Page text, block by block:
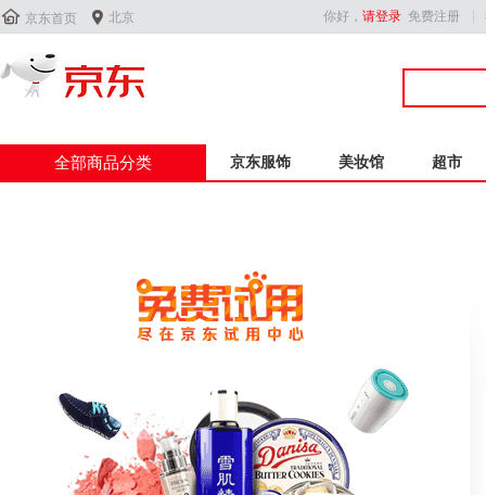
 京东首页  北京 你好， 请登录 免费注册
全部商品分类 京东服饰 美妆馆 超市